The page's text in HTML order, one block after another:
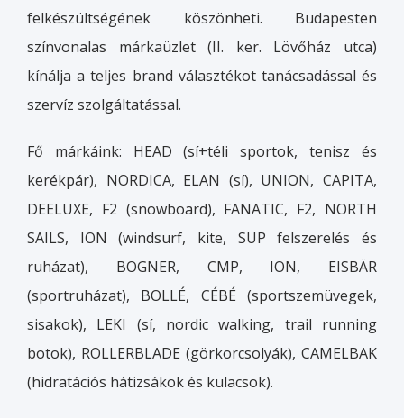
felkészültségének köszönheti. Budapesten
színvonalas márkaüzlet (II. ker. Lövőház utca)
kínálja a teljes brand választékot tanácsadással és
szervíz szolgáltatással.
Fő márkáink: HEAD (sí+téli sportok, tenisz és
kerékpár), NORDICA, ELAN (sí), UNION, CAPITA,
DEELUXE, F2 (snowboard), FANATIC, F2, NORTH
SAILS, ION (windsurf, kite, SUP felszerelés és
ruházat), BOGNER, CMP, ION, EISBÄR
(sportruházat), BOLLÉ, CÉBÉ (sportszemüvegek,
sisakok), LEKI (sí, nordic walking, trail running
botok), ROLLERBLADE (görkorcsolyák), CAMELBAK
(hidratációs hátizsákok és kulacsok).